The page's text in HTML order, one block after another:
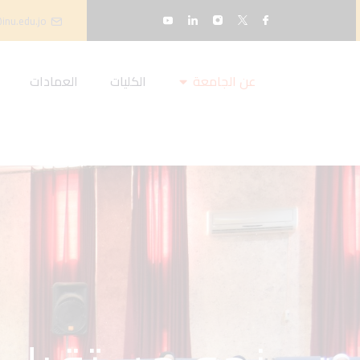
عن الجامعة الكليات العمادات